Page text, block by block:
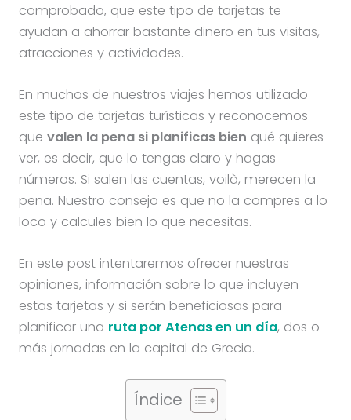
comprobado, que este tipo de tarjetas te
ayudan a ahorrar bastante dinero en tus visitas,
atracciones y actividades.
En muchos de nuestros viajes hemos utilizado
este tipo de tarjetas turísticas y reconocemos
que valen la pena si planificas bien qué quieres
ver, es decir, que lo tengas claro y hagas
números. Si salen las cuentas, voilà, merecen la
pena. Nuestro consejo es que no la compres a lo
loco y calcules bien lo que necesitas.
En este post intentaremos ofrecer nuestras
opiniones, información sobre lo que incluyen
estas tarjetas y si serán beneficiosas para
planificar una ruta por Atenas en un día, dos o
más jornadas en la capital de Grecia.
Índice